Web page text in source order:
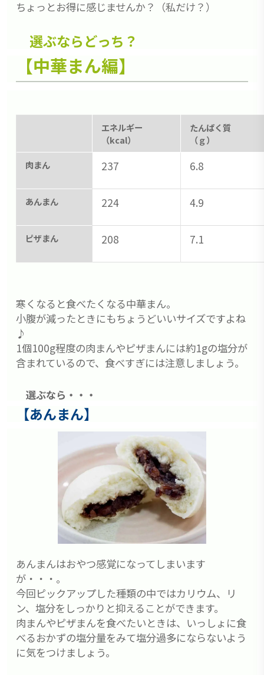
ちょっとお得に感じませんか？（私だけ？）
選ぶならどっち？
【中華まん編】
エネルギー
（kcal）
たんぱく質
（ｇ）
肉まん
237 6.8
あんまん 224 4.9
ピザまん 208 7.1
寒くなると食べたくなる中華まん。
小腹が減ったときにもちょうどいいサイズですよね
♪
1個100g程度の肉まんやピザまんには約1gの塩分が
含まれているので、食べすぎには注意しましょう。
選ぶなら・・・
【あんまん】
あんまんはおやつ感覚になってしまいます
が・・・。
今回ピックアップした種類の中ではカリウム、リ
ン、塩分をしっかりと抑えることができます。
肉まんやピザまんを食べたいときは、いっしょに食
べるおかずの塩分量をみて塩分過多にならないよう
に気をつけましょう。